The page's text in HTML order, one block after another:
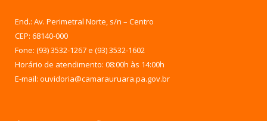
End.: Av. Perimetral Norte, s/n – Centro
CEP: 68140-000
Fone: (93) 3532-1267 e (93) 3532-1602
Horário de atendimento: 08:00h às 14:00h
E-mail: ouvidoria@camarauruara.pa.gov.br